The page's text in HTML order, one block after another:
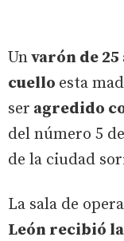
Unvarón de
cuello esta
ser agredido
del número 5
de la ciudad
La sala de
León recibió la